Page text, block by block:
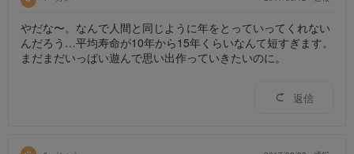
やだな〜。なんで人間と同じように年をとっていってくれない
んだろう…平均寿命が10年から15年くらいなんて短すぎます。
まだまだいっぱい遊んで思い出作っていきたいのに。
返信